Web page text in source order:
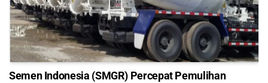
Semen Indonesia (SMGR) Percepat Pemulihan